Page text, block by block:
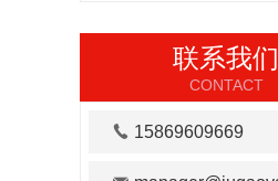
联系我们
CONTACT
15869609669